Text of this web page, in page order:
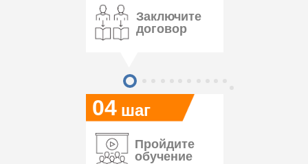
04 шаг
Заключите
договор
Пройдите
обучение